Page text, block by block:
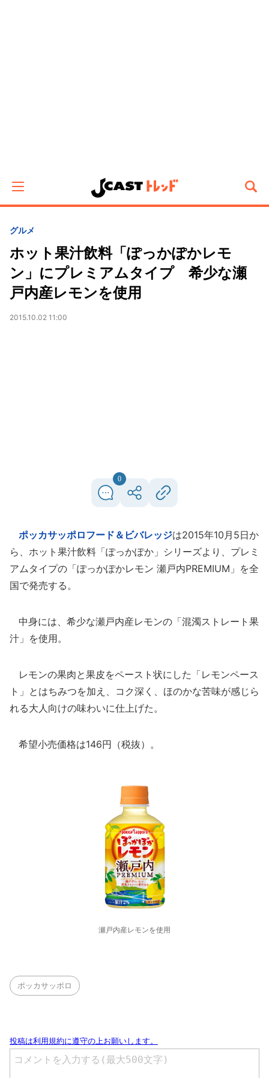
グルメ
ホット果汁飲料「ぽっかぽかレモ
ン」にプレミアムタイプ 希少な瀬
戸内産レモンを使用
2015.10.02 11:00
0
ポッカサッポロフード＆ビバレッジは2015年10月5日か
ら、ホット果汁飲料「ぽっかぽか」シリーズより、プレミ
アムタイプの「ぽっかぽかレモン 瀬戸内PREMIUM」を全
国で発売する。
中身には、希少な瀬戸内産レモンの「混濁ストレート果
汁」を使用。
レモンの果肉と果皮をペースト状にした「レモンペース
ト」とはちみつを加え、コク深く、ほのかな苦味が感じら
れる大人向けの味わいに仕上げた。
希望小売価格は146円（税抜）。
瀬戸内産レモンを使用
ポッカサッポロ